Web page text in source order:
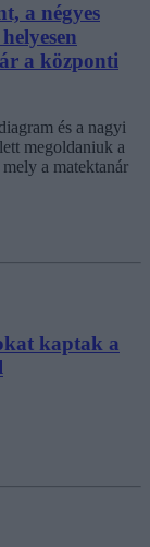
a négyes
a központi
és a nagyi
megoldaniuk a
a matektanár
kaptak a